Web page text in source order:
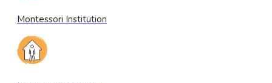
Montessori Institution